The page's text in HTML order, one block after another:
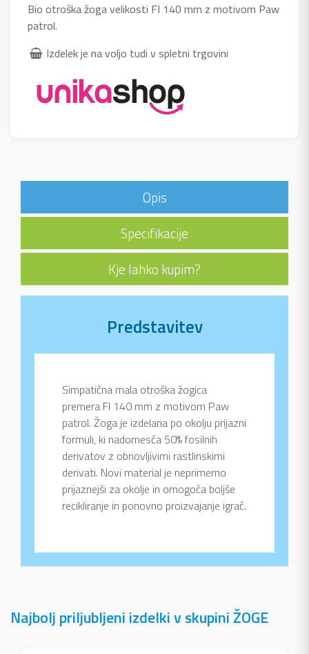
Bio otroška žoga velikosti FI 140 mm z motivom Paw
patrol.
Izdelek je na voljo tudi v spletni trgovini
Opis
Specifikacije
Kje lahko kupim?
Predstavitev
Simpatična mala otroška žogica
premera FI 140 mm z motivom Paw
patrol. Žoga je izdelana po okolju prijazni
formuli, ki nadomesča 50% fosilnih
derivatov z obnovljivimi rastlinskimi
derivati. Novi material je neprimerno
prijaznejši za okolje in omogoča boljše
recikliranje in ponovno proizvajanje igrač.
Najbolj priljubljeni izdelki v skupini ŽOGE